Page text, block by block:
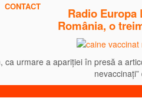
CONTACT Radio Europa
România, o
urmare a apariției în presă a